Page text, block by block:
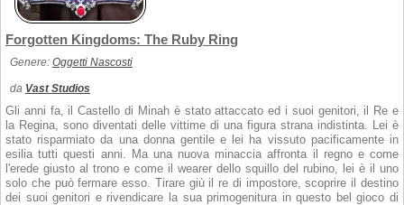
Forgotten Kingdoms: The Ruby Ring
Genere: Oggetti Nascosti
da Vast Studios
Gli anni fa, il Castello di Minah è stato attaccato ed i suoi genitori, il Re e
la Regina, sono diventati delle vittime di una figura strana indistinta. Lei è
stato risparmiato da una donna gentile e lei ha vissuto pacificamente in
esilia tutti questi anni. Ma una nuova minaccia affronta il regno e come
l'erede giusto al trono e come il wearer dello squillo del rubino, lei è il uno
solo che può fermare esso. Tirare giù il re di impostore, scoprire il destino
dei suoi genitori e rivendicare la sua primogenitura in questo bel gioco di